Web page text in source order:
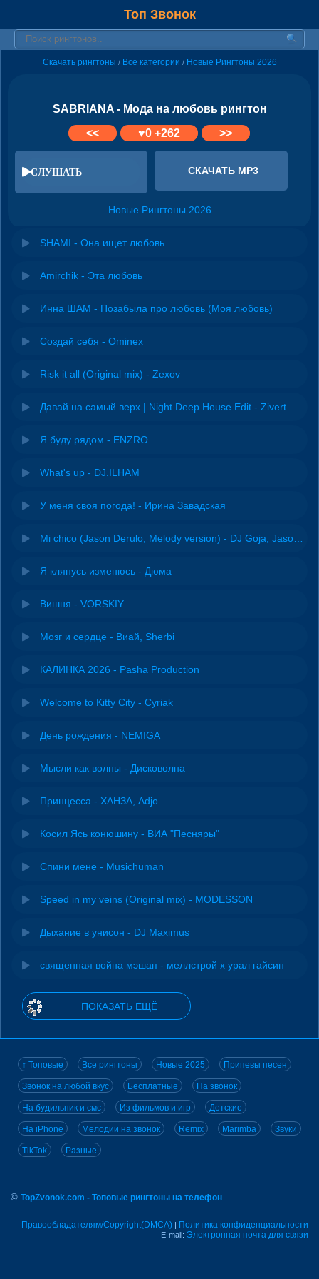
Топ Звонок
Скачать рингтоны / Все категории / Новые Рингтоны 2026
SABRIANA - Мода на любовь рингтон
<<
♥0+262 >>
СЛУШАТЬ СКАЧАТЬ MP3
Новые Рингтоны 2026
SHAMI - Она ищет любовь
Amirchik - Эта любовь
Инна ШАМ - Позабыла про любовь (Моя любовь)
Создай себя - Ominex
Risk it all (Original mix) - Zexov
Давай на самый верх | Night Deep House Edit - Zivert
Я буду рядом - ENZRO
What's up - DJ.ILHAM
У меня своя погода! - Ирина Завадская
Я клянусь изменюсь - Дюма
Вишня - VORSKIY
Мозг и сердце - Виай, Sherbi
КАЛИНКА 2026 - Pasha Production
Welcome to Kitty City - Cyriak
День рождения - NEMIGA
Мысли как волны - Дисковолна
Принцесса - ХАНЗА, Adjo
Косил Ясь конюшину - ВИА "Песняры"
Спини мене - Musichuman
Speed in my veins (Original mix) - MODESSON
Дыхание в унисон - DJ Maximus
священная война мэшап - меллстрой х урал гайсин
ПОКАЗАТЬ ЕЩЁ
↑ Топовые Все рингтоны Новые 2025 Припевы песен
Звонок на любой вкус Бесплатные На звонок
На будильник и смс Из фильмов и игр Детские
На iPhone Мелодии на звонок Remix Marimba Звуки
TikTok Разные
© TopZvonok.com - Топовые рингтоны на телефон
Правообладателям/Copyright(DMCA) | Политика конфиденциальности
E-mail: Электронная почта для связи